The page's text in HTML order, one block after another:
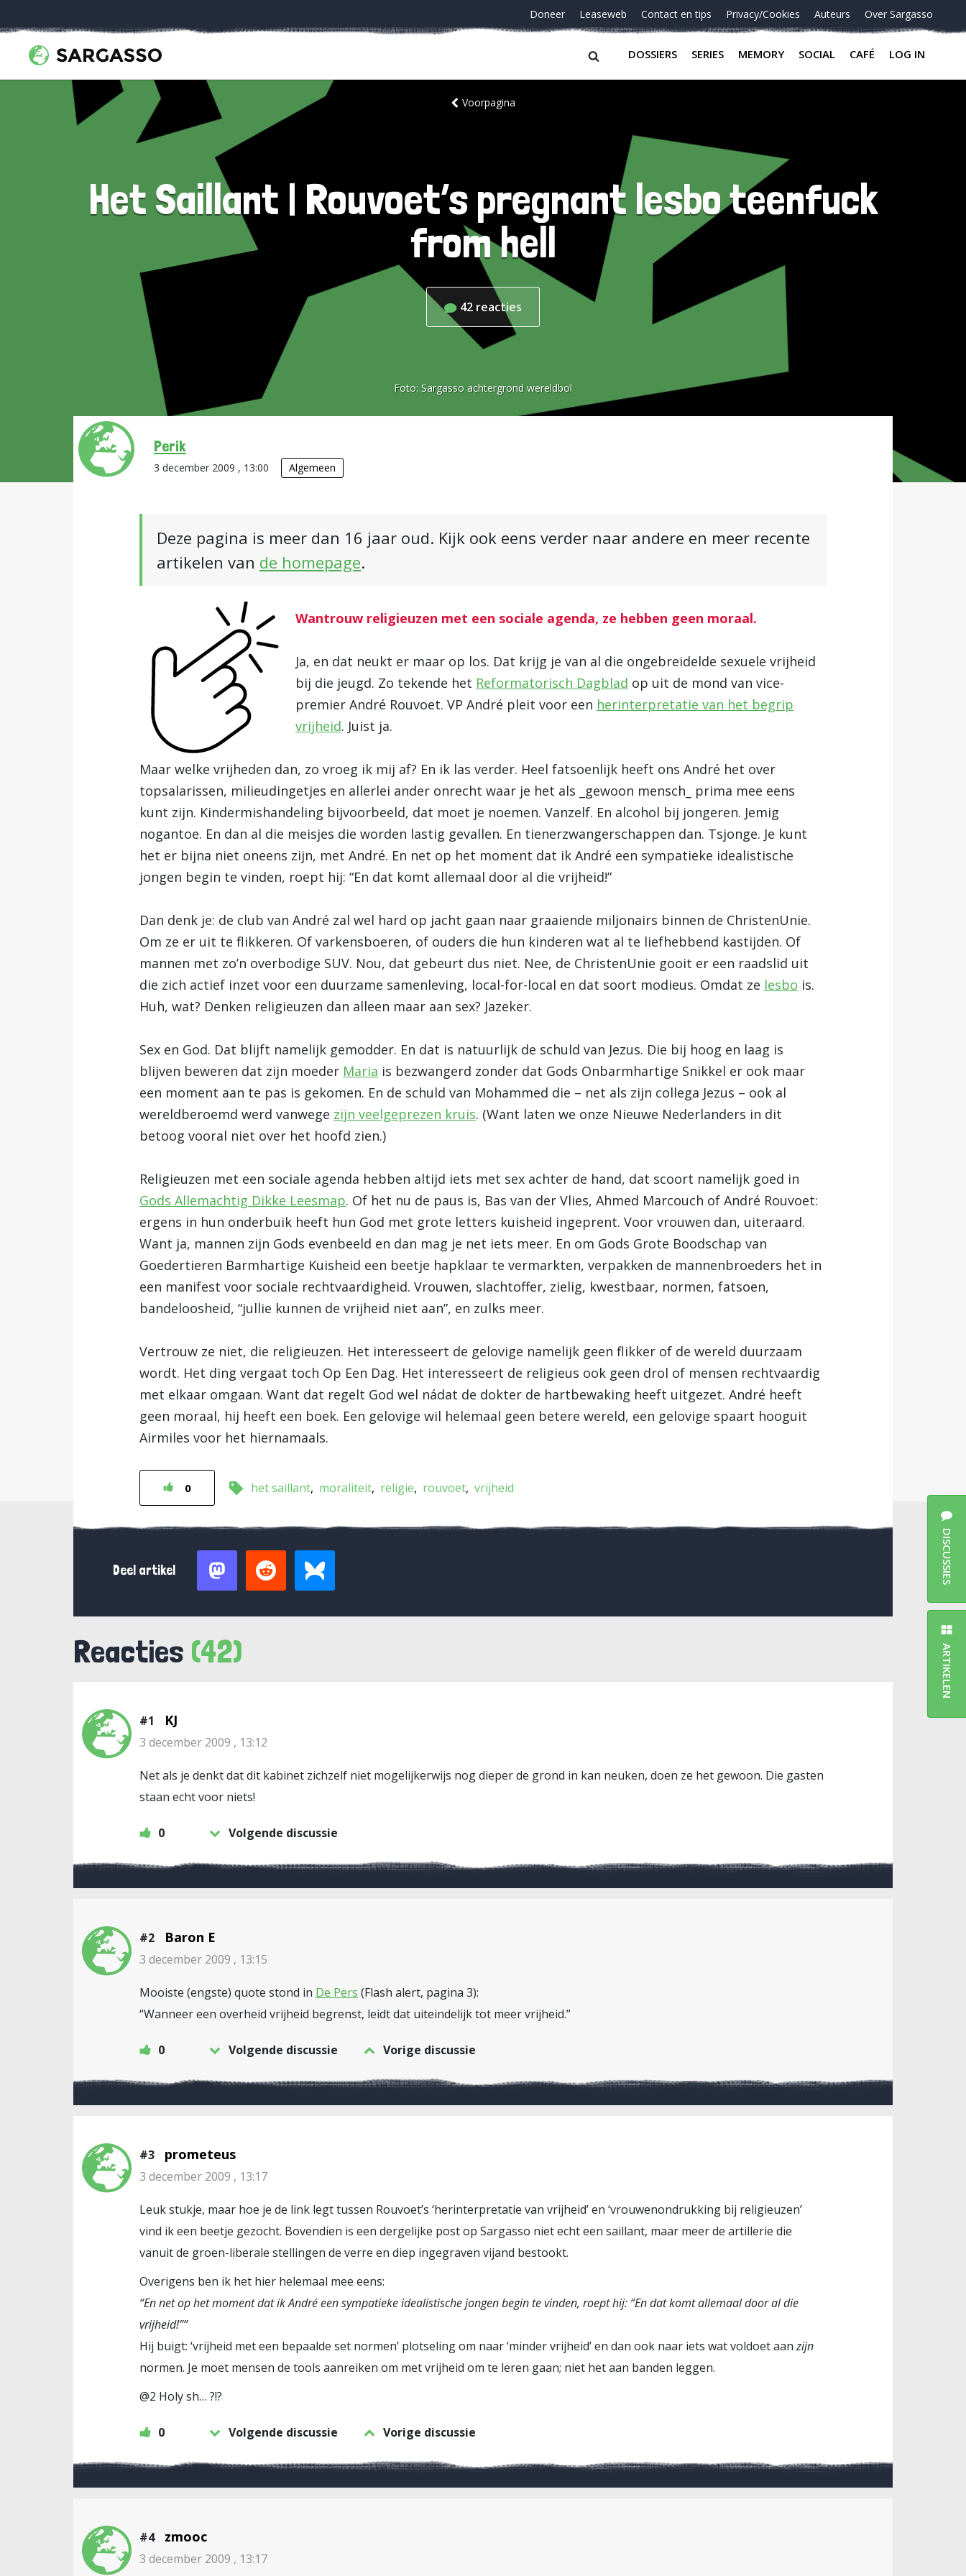
Doneer Leaseweb Contact en tips Privacy/Cookies Auteurs Over Sargasso
DOSSIERS SERIES MEMORY SOCIAL CAFÉ LOG IN
Voorpagina
Het Saillant | Rouvoet’s pregnant lesbo teenfuck
from hell
42 reacties
Foto: Sargasso achtergrond wereldbol
Perik
3 december 2009 , 13:00 Algemeen
Deze pagina is meer dan 16 jaar oud. Kijk ook eens verder naar andere en meer recente
artikelen van de homepage.
Wantrouw religieuzen met een sociale agenda, ze hebben geen moraal.
Ja, en dat neukt er maar op los. Dat krijg je van al die ongebreidelde sexuele vrijheid
bij die jeugd. Zo tekende het Reformatorisch Dagblad op uit de mond van vice-
premier André Rouvoet. VP André pleit voor een herinterpretatie van het begrip
vrijheid. Juist ja.
Maar welke vrijheden dan, zo vroeg ik mij af? En ik las verder. Heel fatsoenlijk heeft ons André het over
topsalarissen, milieudingetjes en allerlei ander onrecht waar je het als _gewoon mensch_ prima mee eens
kunt zijn. Kindermishandeling bijvoorbeeld, dat moet je noemen. Vanzelf. En alcohol bij jongeren. Jemig
nogantoe. En dan al die meisjes die worden lastig gevallen. En tienerzwangerschappen dan. Tsjonge. Je kunt
het er bijna niet oneens zijn, met André. En net op het moment dat ik André een sympatieke idealistische
jongen begin te vinden, roept hij: “En dat komt allemaal door al die vrijheid!”
Dan denk je: de club van André zal wel hard op jacht gaan naar graaiende miljonairs binnen de ChristenUnie.
Om ze er uit te flikkeren. Of varkensboeren, of ouders die hun kinderen wat al te liefhebbend kastijden. Of
mannen met zo’n overbodige SUV. Nou, dat gebeurt dus niet. Nee, de ChristenUnie gooit er een raadslid uit
die zich actief inzet voor een duurzame samenleving, local-for-local en dat soort modieus. Omdat ze lesbo is.
Huh, wat? Denken religieuzen dan alleen maar aan sex? Jazeker.
Sex en God. Dat blijft namelijk gemodder. En dat is natuurlijk de schuld van Jezus. Die bij hoog en laag is
blijven beweren dat zijn moeder Maria is bezwangerd zonder dat Gods Onbarmhartige Snikkel er ook maar
een moment aan te pas is gekomen. En de schuld van Mohammed die – net als zijn collega Jezus – ook al
wereldberoemd werd vanwege zijn veelgeprezen kruis. (Want laten we onze Nieuwe Nederlanders in dit
betoog vooral niet over het hoofd zien.)
Religieuzen met een sociale agenda hebben altijd iets met sex achter de hand, dat scoort namelijk goed in
Gods Allemachtig Dikke Leesmap. Of het nu de paus is, Bas van der Vlies, Ahmed Marcouch of André Rouvoet:
ergens in hun onderbuik heeft hun God met grote letters kuisheid ingeprent. Voor vrouwen dan, uiteraard.
Want ja, mannen zijn Gods evenbeeld en dan mag je net iets meer. En om Gods Grote Boodschap van
Goedertieren Barmhartige Kuisheid een beetje hapklaar te vermarkten, verpakken de mannenbroeders het in
een manifest voor sociale rechtvaardigheid. Vrouwen, slachtoffer, zielig, kwestbaar, normen, fatsoen,
bandeloosheid, “jullie kunnen de vrijheid niet aan”, en zulks meer.
Vertrouw ze niet, die religieuzen. Het interesseert de gelovige namelijk geen flikker of de wereld duurzaam
wordt. Het ding vergaat toch Op Een Dag. Het interesseert de religieus ook geen drol of mensen rechtvaardig
met elkaar omgaan. Want dat regelt God wel nádat de dokter de hartbewaking heeft uitgezet. André heeft
geen moraal, hij heeft een boek. Een gelovige wil helemaal geen betere wereld, een gelovige spaart hooguit
Airmiles voor het hiernamaals.
0 het saillant moraliteit religie rouvoet vrijheid
Deel artikel
Reacties (42)
#1 KJ
3 december 2009 , 13:12
Net als je denkt dat dit kabinet zichzelf niet mogelijkerwijs nog dieper de grond in kan neuken, doen ze het gewoon. Die gasten
staan echt voor niets!
0 Volgende discussie
#2 Baron E
3 december 2009 , 13:15
Mooiste (engste) quote stond in De Pers (Flash alert, pagina 3):
“Wanneer een overheid vrijheid begrenst, leidt dat uiteindelijk tot meer vrijheid.”
0 Volgende discussie Vorige discussie
#3 prometeus
3 december 2009 , 13:17
Leuk stukje, maar hoe je de link legt tussen Rouvoet’s ‘herinterpretatie van vrijheid’ en ‘vrouwenondrukking bij religieuzen’
vind ik een beetje gezocht. Bovendien is een dergelijke post op Sargasso niet echt een saillant, maar meer de artillerie die
vanuit de groen-liberale stellingen de verre en diep ingegraven vijand bestookt.
Overigens ben ik het hier helemaal mee eens:
“En net op het moment dat ik André een sympatieke idealistische jongen begin te vinden, roept hij: “En dat komt allemaal door al die
vrijheid!””
Hij buigt: ‘vrijheid met een bepaalde set normen’ plotseling om naar ‘minder vrijheid’ en dan ook naar iets wat voldoet aanzijn
normen. Je moet mensen de tools aanreiken om met vrijheid om te leren gaan; niet het aan banden leggen.
@2 Holy sh… ?!?
0 Volgende discussie Vorige discussie
#4 zmooc
3 december 2009 , 13:17
DISCUSSIES
ARTIKELEN